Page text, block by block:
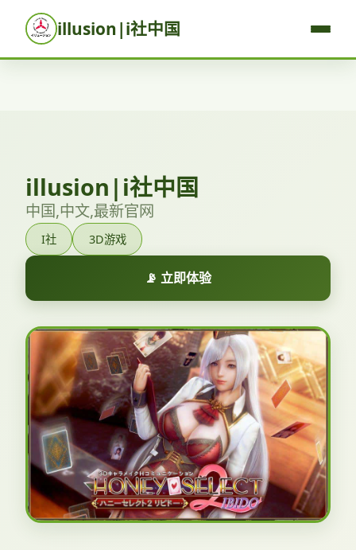
illusion|i社中国
illusion|i社中国
中国,中文,最新官网
I社 3D游戏
📡 立即体验